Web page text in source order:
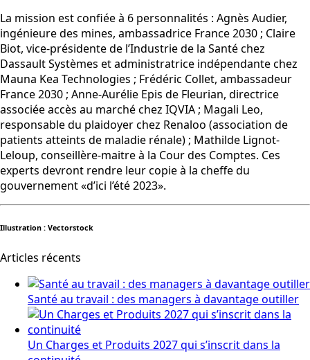
La mission est confiée à 6 personnalités : Agnès Audier,
ingénieure des mines, ambassadrice France 2030 ; Claire
Biot, vice-présidente de l’Industrie de la Santé chez
Dassault Systèmes et administratrice indépendante chez
Mauna Kea Technologies ; Frédéric Collet, ambassadeur
France 2030 ; Anne-Aurélie Epis de Fleurian, directrice
associée accès au marché chez IQVIA ; Magali Leo,
responsable du plaidoyer chez Renaloo (association de
patients atteints de maladie rénale) ; Mathilde Lignot-
Leloup, conseillère-maitre à la Cour des Comptes. Ces
experts devront rendre leur copie à la cheffe du
gouvernement «d’ici l’été 2023».
Illustration : Vectorstock
Articles récents
Santé au travail : des managers à davantage outiller
Un Charges et Produits 2027 qui s’inscrit dans la